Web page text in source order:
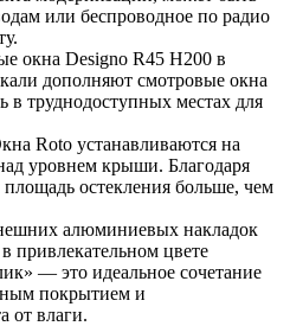
или беспроводное по радио
окна Designo R45 H200 в
дополняют смотровые окна
в труднодоступных местах для
Roto устанавливаются на
уровнем крыши. Благодаря
остекления больше, чем
алюминиевых накладок
привлекательном цвете
— это идеальное сочетание
покрытием и
от влаги.